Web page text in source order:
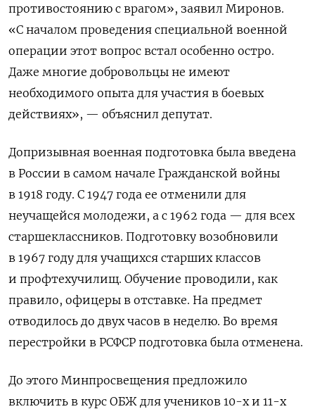
противостоянию с врагом», заявил Миронов.
«С началом проведения специальной военной
операции этот вопрос встал особенно остро.
Даже многие добровольцы не имеют
необходимого опыта для участия в боевых
действиях», — объяснил депутат.
Допризывная военная подготовка была введена
в России в самом начале Гражданской войны
в 1918 году. С 1947 года ее отменили для
неучащейся молодежи, а с 1962 года — для всех
старшеклассников. Подготовку возобновили
в 1967 году для учащихся старших классов
и профтехучилищ. Обучение проводили, как
правило, офицеры в отставке. На предмет
отводилось до двух часов в неделю. Во время
перестройки в РСФСР подготовка была отменена.
До этого Минпросвещения предложило
включить в курс ОБЖ для учеников 10-х и 11-х